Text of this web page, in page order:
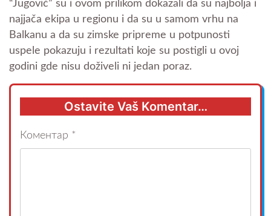
“Jugović” su i ovom prilikom dokazali da su najbolja i
najjača ekipa u regionu i da su u samom vrhu na
Balkanu a da su zimske pripreme u potpunosti
uspele pokazuju i rezultati koje su postigli u ovoj
godini gde nisu doživeli ni jedan poraz.
Ostavite Vaš Komentar…
Коментар *